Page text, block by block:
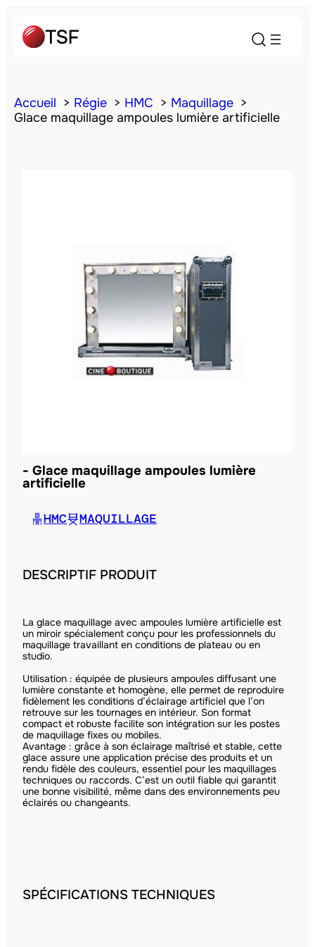
Accueil Régie HMC
Maquillage
Glace maquillage ampoules lumière artificielle
Glace maquillage ampoules lumière
artificielle
HMC MAQUILLAGE
DESCRIPTIF PRODUIT
La glace maquillage avec ampoules lumière artificielle est
un miroir spécialement conçu pour les professionnels du
maquillage travaillant en conditions de plateau ou en
studio.
Utilisation : équipée de plusieurs ampoules diffusant une
lumière constante et homogène, elle permet de reproduire
fidèlement les conditions d’éclairage artificiel que l’on
retrouve sur les tournages en intérieur. Son format
compact et robuste facilite son intégration sur les postes
de maquillage fixes ou mobiles.
Avantage : grâce à son éclairage maîtrisé et stable, cette
glace assure une application précise des produits et un
rendu fidèle des couleurs, essentiel pour les maquillages
techniques ou raccords. C’est un outil fiable qui garantit
une bonne visibilité, même dans des environnements peu
éclairés ou changeants.
SPÉCIFICATIONS TECHNIQUES